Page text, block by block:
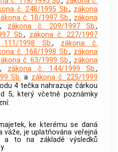
č. 248/1995 Sb., zákona
č. 18/1997 Sb., zákona
, zákona č. 209/1997 Sb.,
Sb., zákona č. 227/1997
1998 Sb., zákona č.
č. 168/1998 Sb., zákona
č. 63/1999 Sb., zákona
, zákona č. 144/1999 Sb.,
Sb. a zákona č. 225/1999
4 tečka nahrazuje čárkou
5, který včetně poznámky
ke kterému se daná
váže, je uplatňována veřejná
a to na základě výsledků